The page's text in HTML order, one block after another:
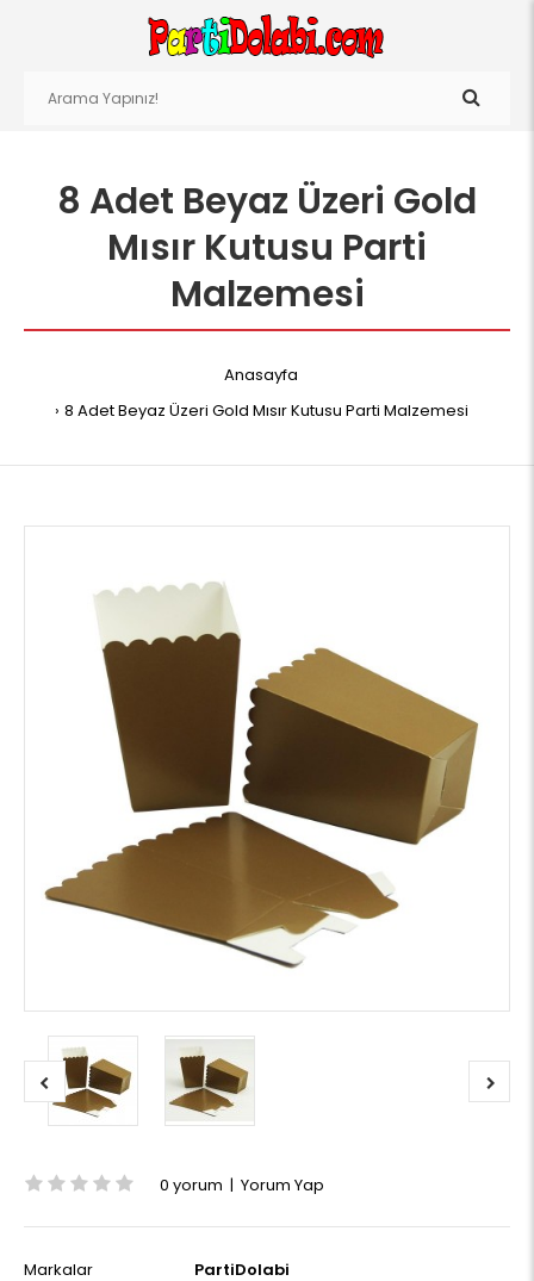
8 Adet Beyaz Üzeri Gold
Mısır Kutusu Parti
Malzemesi
Anasayfa
8 Adet Beyaz Üzeri Gold Mısır Kutusu Parti Malzemesi
0 yorum | Yorum Yap
Markalar
PartiDolabi